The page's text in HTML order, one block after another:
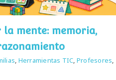
mente: memoria,
, Herramientas TIC, Profesores,